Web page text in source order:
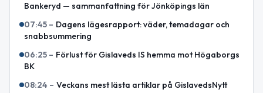
Bankeryd — sammanfattning för Jönköpings län
07:45 – Dagens lägesrapport: väder, temadagar och
snabbsummering
06:25 – Förlust för Gislaveds IS hemma mot Högaborgs
BK
08:24 – Veckans mest lästa artiklar på GislavedsNytt